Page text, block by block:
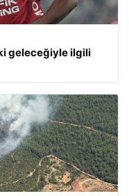
geleceğiyle ilgili